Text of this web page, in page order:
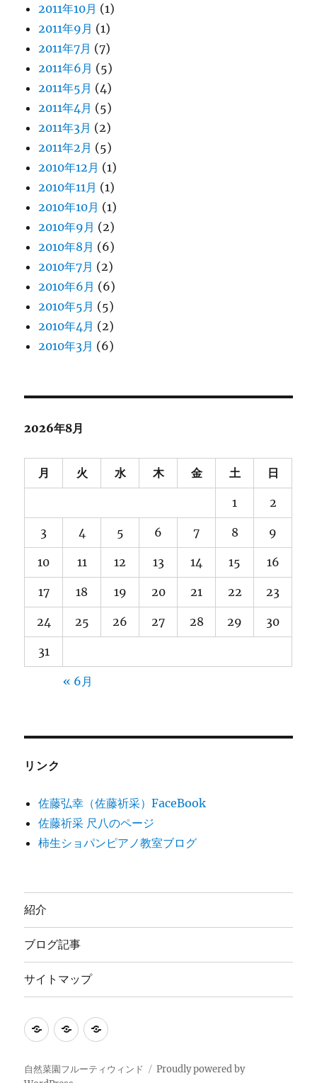
2011年10月 (1)
2011年9月 (1)
2011年7月 (7)
2011年6月 (5)
2011年5月 (4)
2011年4月 (5)
2011年3月 (2)
2011年2月 (5)
2010年12月 (1)
2010年11月 (1)
2010年10月 (1)
2010年9月 (2)
2010年8月 (6)
2010年7月 (2)
2010年6月 (6)
2010年5月 (5)
2010年4月 (2)
2010年3月 (6)
2026年8月
月 火 水 木 金 土 日
1 2
3 4 5 6 7 8 9
10 11 12 13 14 15 16
17 18 19 20 21 22 23
24 25 26 27 28 29 30
31
« 6月
リンク
佐藤弘幸（佐藤祈采）FaceBook
佐藤祈采 尺八のページ
柿生ショパンピアノ教室ブログ
紹介
ブログ記事
サイトマップ
紹
ブ
グ
サ
ト
自然菜園フルーティウィンド
Proudly powered by